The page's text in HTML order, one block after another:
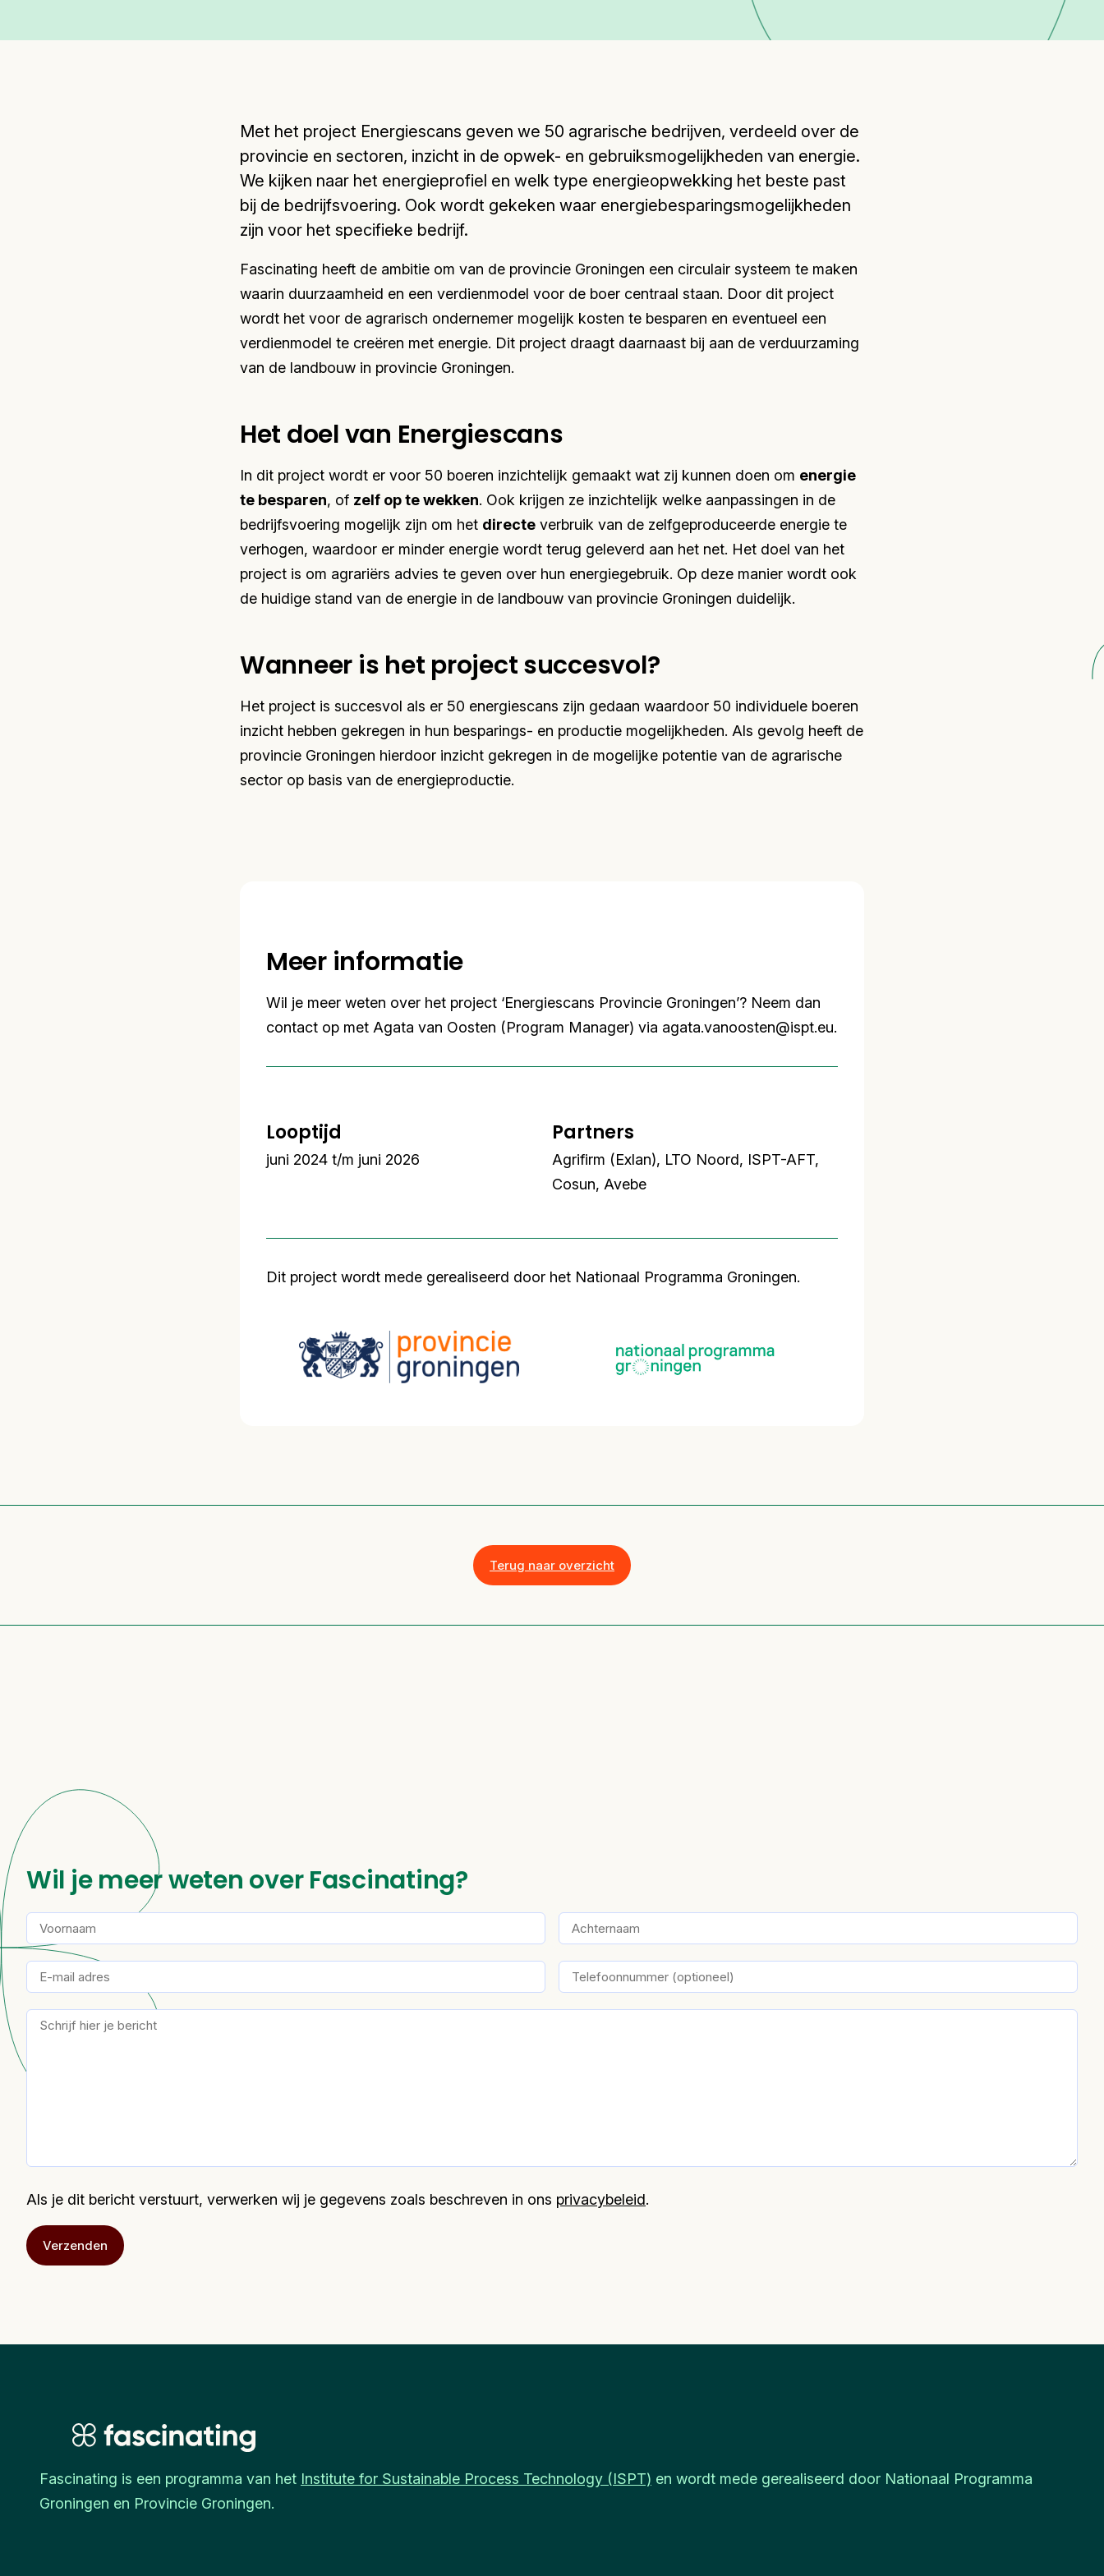
Met het project Energiescans geven we 50 agrarische bedrijven, verdeeld over de
provincie en sectoren, inzicht in de opwek- en gebruiksmogelijkheden van energie.
We kijken naar het energieprofiel en welk type energieopwekking het beste past
bij de bedrijfsvoering. Ook wordt gekeken waar energiebesparingsmogelijkheden
zijn voor het specifieke bedrijf.
Fascinating heeft de ambitie om van de provincie Groningen een circulair systeem te maken
waarin duurzaamheid en een verdienmodel voor de boer centraal staan. Door dit project
wordt het voor de agrarisch ondernemer mogelijk kosten te besparen en eventueel een
verdienmodel te creëren met energie. Dit project draagt daarnaast bij aan de verduurzaming
van de landbouw in provincie Groningen.
Het doel van Energiescans
In dit project wordt er voor 50 boeren inzichtelijk gemaakt wat zij kunnen doen om energie
te besparen, of zelf op te wekken. Ook krijgen ze inzichtelijk welke aanpassingen in de
bedrijfsvoering mogelijk zijn om het directe verbruik van de zelfgeproduceerde energie te
verhogen, waardoor er minder energie wordt terug geleverd aan het net. Het doel van het
project is om agrariërs advies te geven over hun energiegebruik. Op deze manier wordt ook
de huidige stand van de energie in de landbouw van provincie Groningen duidelijk.
Wanneer is het project succesvol?
Het project is succesvol als er 50 energiescans zijn gedaan waardoor 50 individuele boeren
inzicht hebben gekregen in hun besparings- en productie mogelijkheden. Als gevolg heeft de
provincie Groningen hierdoor inzicht gekregen in de mogelijke potentie van de agrarische
sector op basis van de energieproductie.
Meer informatie
Wil je meer weten over het project ‘Energiescans Provincie Groningen’? Neem dan
contact op met Agata van Oosten (Program Manager) via agata.vanoosten@ispt.eu.
Looptijd
juni 2024 t/m juni 2026
Partners
Agrifirm (Exlan), LTO Noord, ISPT-AFT,
Cosun, Avebe
Dit project wordt mede gerealiseerd door het Nationaal Programma Groningen.
Terug naar overzicht
Wil je meer weten over Fascinating?
Als je dit bericht verstuurt, verwerken wij je gegevens zoals beschreven in ons privacybeleid.
Fascinating is een programma van het Institute for Sustainable Process Technology (ISPT) en wordt mede gerealiseerd door Nationaal Programma
Groningen en Provincie Groningen.